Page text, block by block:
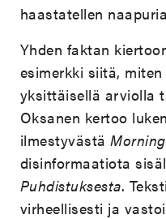
haastatellen
Yhden faktan
esimerkki siitä,
yksittäisellä arviolla
Oksanen kertoo
ilmestyvästä
disinformaatiota
Puhdistuksesta.
virheellisesti ja